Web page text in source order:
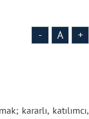
- A +
kararlı, katılımcı,